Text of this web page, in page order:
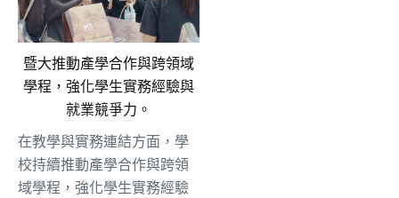
暨大推動產學合作與跨領域
學程，強化學生實務經驗與
就業競爭力。
在教學與實務連結方面，學
校持續推動產學合作與跨領
域學程， 強化學生實務經驗